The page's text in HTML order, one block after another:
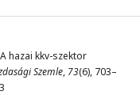
hazai kkv-szektor
Szemle, 73(6), 703–